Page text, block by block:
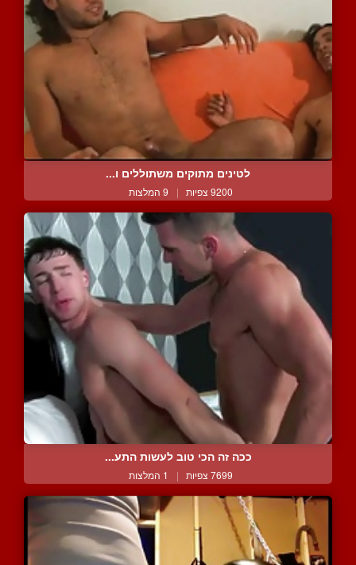
לטינים מתוקים משתוללים ו...
9200 צפיות | 9 המלצות
ככה זה הכי טוב לעשות התע...
7699 צפיות | 1 המלצות